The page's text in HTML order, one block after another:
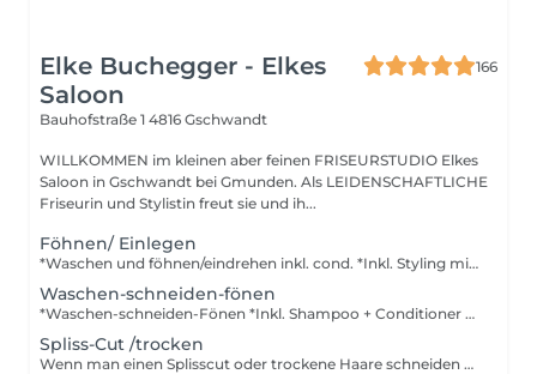
Elke Buchegger - Elkes
Saloon
166
Bauhofstraße 1 4816 Gschwandt
WILLKOMMEN im kleinen aber feinen FRISEURSTUDIO Elkes
Saloon in Gschwandt bei Gmunden. Als LEIDENSCHAFTLICHE
Friseurin und Stylistin freut sie und ih...
Föhnen/ Einlegen
*Waschen und föhnen/eindrehen inkl. cond. *Inkl. Styling mit dem Lockenstab oder Glätteneisen *Inkl Haftwickler + Wärme
Waschen-schneiden-fönen
*Waschen-schneiden-Fönen *Inkl. Shampoo + Conditioner + Stylingprodukte *Inkl. Lockenstab oder Glätteisen *Inkl. Haftwickler + Wärme
Spliss-Cut /trocken
Wenn man einen Splisscut oder trockene Haare schneiden will. Hier werden gespaltene/kaputte Spitzen gesäubert. Ideal wenn man die Haare wachsen lassen will